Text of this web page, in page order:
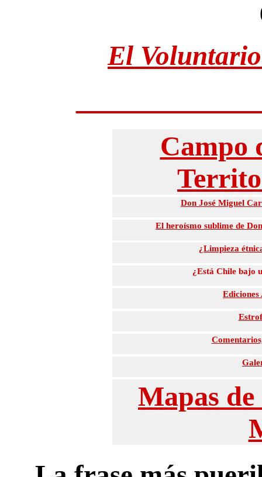
El Voluntario
Campo
Don José Miguel
El heroísmo sublime de
¿Limpieza
¿Está Chile bajo
Mapas